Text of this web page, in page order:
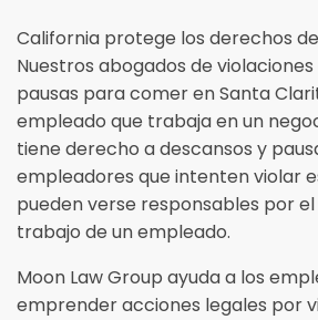
California protege los derechos
Nuestros abogados de
pausas para comer en Santa
empleado que trabaja en un
tiene derecho a descansos y
empleadores que intenten violar
pueden verse responsables por
trabajo de un empleado.
Moon Law Group ayuda a los
emprender acciones legales por